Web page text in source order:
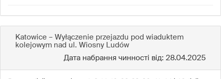
Katowice – Wyłączenie przejazdu pod wiaduktem
kolejowym nad ul. Wiosny Ludów
Дата набрання чинності від: 28.04.2025